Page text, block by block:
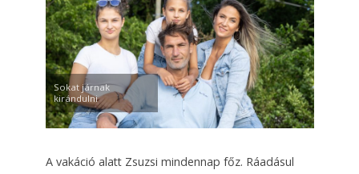
Sokat járnak
kirándulni
A vakáció alatt Zsuzsi mindennap főz. Ráadásul